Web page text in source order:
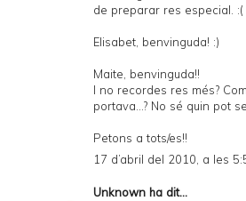
de preparar res especial. :(
Elisabet, benvinguda! :)
Maite, benvinguda!!
I no recordes res més?
portava...? No sé quin pot
Petons a tots/es!!
17 d’abril del 2010, a les
Unknown ha dit...